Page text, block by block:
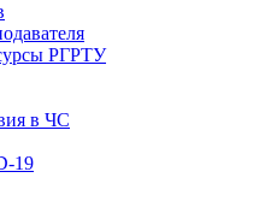
РГРТУ
в ЧС
19